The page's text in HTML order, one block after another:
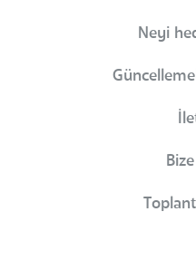
Neyi